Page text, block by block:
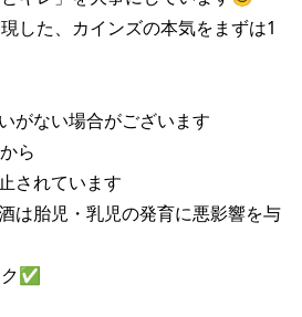
した、カインズの本気をまずは1
がない場合がございます
ら
されています
は胎児・乳児の発育に悪影響を与
✅